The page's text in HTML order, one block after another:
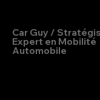
Car Guy /
Expert en Mobilité
Automobile